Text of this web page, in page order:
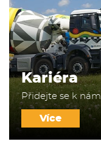
Kariéra
Přidejte se k nám
Více